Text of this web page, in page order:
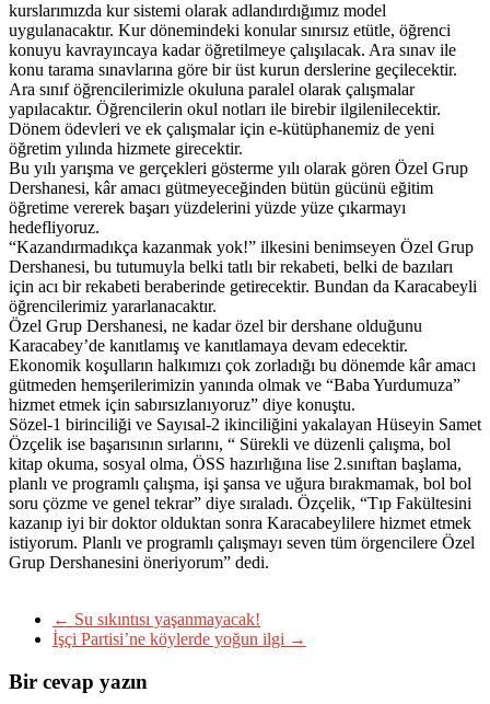
kurslarımızda kur sistemi olarak adlandırdığımız model
uygulanacaktır. Kur dönemindeki konular sınırsız etütle, öğrenci
konuyu kavrayıncaya kadar öğretilmeye çalışılacak. Ara sınav ile
konu tarama sınavlarına göre bir üst kurun derslerine geçilecektir.
Ara sınıf öğrencilerimizle okuluna paralel olarak çalışmalar
yapılacaktır. Öğrencilerin okul notları ile birebir ilgilenilecektir.
Dönem ödevleri ve ek çalışmalar için e-kütüphanemiz de yeni
öğretim yılında hizmete girecektir.
Bu yılı yarışma ve gerçekleri gösterme yılı olarak gören Özel Grup
Dershanesi, kâr amacı gütmeyeceğinden bütün gücünü eğitim
öğretime vererek başarı yüzdelerini yüzde yüze çıkarmayı
hedefliyoruz.
“Kazandırmadıkça kazanmak yok!” ilkesini benimseyen Özel Grup
Dershanesi, bu tutumuyla belki tatlı bir rekabeti, belki de bazıları
için acı bir rekabeti beraberinde getirecektir. Bundan da Karacabeyli
öğrencilerimiz yararlanacaktır.
Özel Grup Dershanesi, ne kadar özel bir dershane olduğunu
Karacabey’de kanıtlamış ve kanıtlamaya devam edecektir.
Ekonomik koşulların halkımızı çok zorladığı bu dönemde kâr amacı
gütmeden hemşerilerimizin yanında olmak ve “Baba Yurdumuza”
hizmet etmek için sabırsızlanıyoruz” diye konuştu.
Sözel-1 birinciliği ve Sayısal-2 ikinciliğini yakalayan Hüseyin Samet
Özçelik ise başarısının sırlarını, “ Sürekli ve düzenli çalışma, bol
kitap okuma, sosyal olma, ÖSS hazırlığına lise 2.sınıftan başlama,
planlı ve programlı çalışma, işi şansa ve uğura bırakmamak, bol bol
soru çözme ve genel tekrar” diye sıraladı. Özçelik, “Tıp Fakültesini
kazanıp iyi bir doktor olduktan sonra Karacabeylilere hizmet etmek
istiyorum. Planlı ve programlı çalışmayı seven tüm örgencilere Özel
Grup Dershanesini öneriyorum” dedi.
← Su sıkıntısı yaşanmayacak!
İşçi Partisi’ne köylerde yoğun ilgi →
Bir cevap yazın